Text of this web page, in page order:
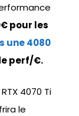
pour les
une 4080
perf/€.
4070 Ti
le